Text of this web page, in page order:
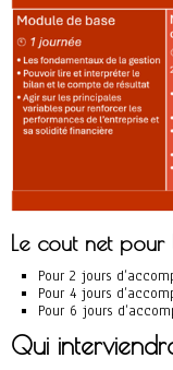
Le cout net pour
Pour 2 jours
Pour 4 jours
Pour 6 jours
Qui